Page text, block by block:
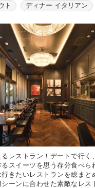
ト ディナー イタリアン
レストラン！デートで行く
スイーツを思う存分食べら
きたいレストランを総まと
ーンに合わせた素敵なレス